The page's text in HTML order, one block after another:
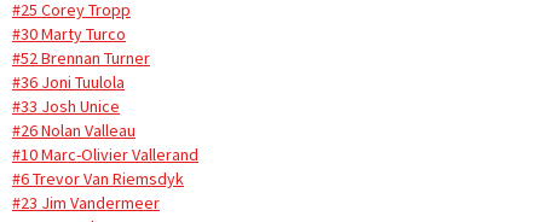
#25 Corey Tropp
#30 Marty Turco
#52 Brennan Turner
#36 Joni Tuulola
#33 Josh Unice
#26 Nolan Valleau
#10 Marc-Olivier Vallerand
#6 Trevor Van Riemsdyk
#23 Jim Vandermeer